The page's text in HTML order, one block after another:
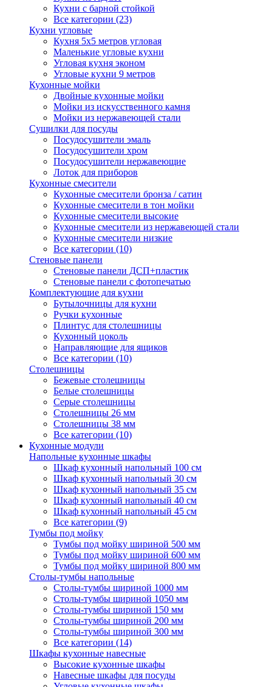
Кухни с барной стойкой
Все категории (23)
Кухни угловые
Кухня 5х5 метров угловая
Маленькие угловые кухни
Угловая кухня эконом
Угловые кухни 9 метров
Кухонные мойки
Двойные кухонные мойки
Мойки из искусственного камня
Мойки из нержавеющей стали
Сушилки для посуды
Посудосушители эмаль
Посудосушители хром
Посудосушители нержавеющие
Лоток для приборов
Кухонные смесители
Кухонные смесители бронза / сатин
Кухонные смесители в тон мойки
Кухонные смесители высокие
Кухонные смесители из нержавеющей стали
Кухонные смесители низкие
Все категории (10)
Стеновые панели
Стеновые панели ДСП+пластик
Стеновые панели с фотопечатью
Комплектующие для кухни
Бутылочницы для кухни
Ручки кухонные
Плинтус для столешницы
Кухонный цоколь
Направляющие для ящиков
Все категории (10)
Столешницы
Бежевые столешницы
Белые столешницы
Серые столешницы
Столешницы 26 мм
Столешницы 38 мм
Все категории (10)
Кухонные модули
Напольные кухонные шкафы
Шкаф кухонный напольный 100 см
Шкаф кухонный напольный 30 см
Шкаф кухонный напольный 35 см
Шкаф кухонный напольный 40 см
Шкаф кухонный напольный 45 см
Все категории (9)
Тумбы под мойку
Тумбы под мойку шириной 500 мм
Тумбы под мойку шириной 600 мм
Тумбы под мойку шириной 800 мм
Столы-тумбы напольные
Столы-тумбы шириной 1000 мм
Столы-тумбы шириной 1050 мм
Столы-тумбы шириной 150 мм
Столы-тумбы шириной 200 мм
Столы-тумбы шириной 300 мм
Все категории (14)
Шкафы кухонные навесные
Высокие кухонные шкафы
Навесные шкафы для посуды